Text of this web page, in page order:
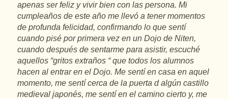
apenas ser feliz y vivir bien con las persona. Mi
cumpleaños de este año me llevó a tener momentos
de profunda felicidad, confirmando lo que sentí
cuando pisé por primera vez en un Dojo de Niten,
cuando después de sentarme para asistir, escuché
aquellos “gritos extraños “ que todos los alumnos
hacen al entrar en el Dojo. Me sentí en casa en aquel
momento, me sentí cerca de la puerta d algún castillo
medieval japonés, me sentí en el camino cierto y, me